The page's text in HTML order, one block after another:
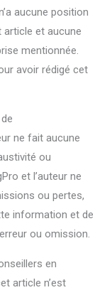
aucune position
et aucune
mentionnée.
avoir rédigé cet
ne fait aucune
ou
et l’auteur ne
ou pertes,
information et de
ou omission.
en
article n’est